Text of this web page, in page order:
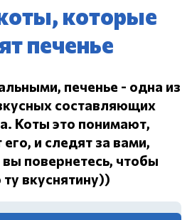
которые
печенье
печенье - одна из
составляющих
Коты это понимают,
и следят за вами,
повернетесь, чтобы
вкуснятину))